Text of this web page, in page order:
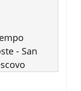
- San